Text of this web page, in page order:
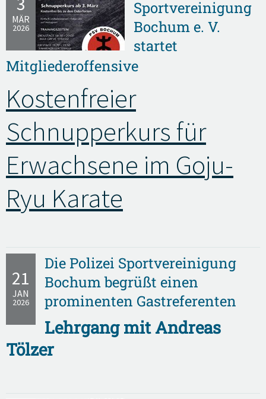
MÄR
2026
Sportvereinigung
Bochum e. V.
startet
Mitgliederoffensive
Kostenfreier
Schnupperkurs für
Erwachsene im Goju-
Ryu Karate
21
JAN
2026
Die Polizei Sportvereinigung
Bochum begrüßt einen
prominenten Gastreferenten
Lehrgang mit Andreas
Tölzer